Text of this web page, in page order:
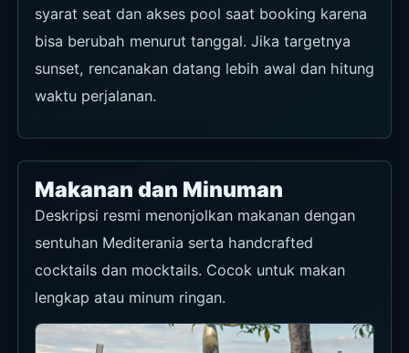
syarat seat dan akses pool saat booking karena
bisa berubah menurut tanggal. Jika targetnya
sunset, rencanakan datang lebih awal dan hitung
waktu perjalanan.
Makanan dan Minuman
Deskripsi resmi menonjolkan makanan dengan
sentuhan Mediterania serta handcrafted
cocktails dan mocktails. Cocok untuk makan
lengkap atau minum ringan.